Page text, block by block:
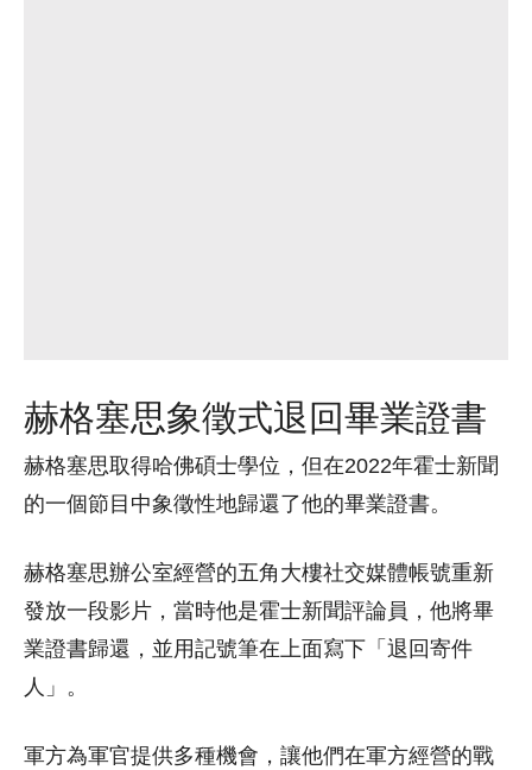
赫格塞思象徵式退回畢業證書
赫格塞思取得哈佛碩士學位，但在2022年霍士新聞
的一個節目中象徵性地歸還了他的畢業證書。
赫格塞思辦公室經營的五角大樓社交媒體帳號重新
發放一段影片，當時他是霍士新聞評論員，他將畢
業證書歸還，並用記號筆在上面寫下「退回寄件
人」。
軍方為軍官提供多種機會，讓他們在軍方經營的戰